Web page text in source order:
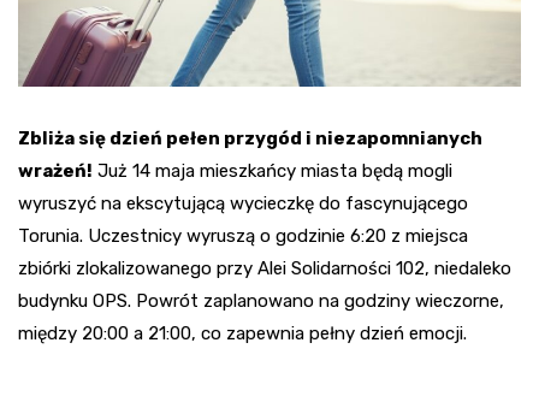
Zbliża się dzień pełen przygód i niezapomnianych
wrażeń! Już 14 maja mieszkańcy miasta będą mogli
wyruszyć na ekscytującą wycieczkę do fascynującego
Torunia. Uczestnicy wyruszą o godzinie 6:20 z miejsca
zbiórki zlokalizowanego przy Alei Solidarności 102, niedaleko
budynku OPS. Powrót zaplanowano na godziny wieczorne,
między 20:00 a 21:00, co zapewnia pełny dzień emocji.